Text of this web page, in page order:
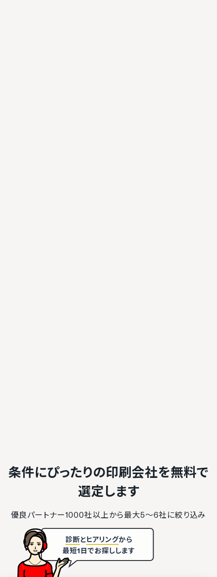
条件にぴったりの印刷会社を無料で
選定します
優良パートナー1000社以上から最大5〜6社に絞り込み
診断とヒアリングから
最短1日でお探しします